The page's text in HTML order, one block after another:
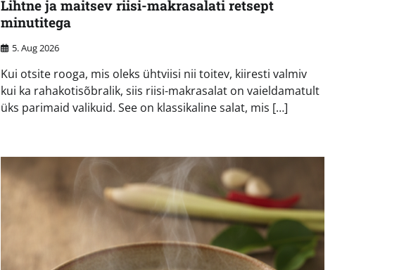
Lihtne ja maitsev riisi-makrasalati retsept
minutitega
5. Aug 2026
Kui otsite rooga, mis oleks ühtviisi nii toitev, kiiresti valmiv
kui ka rahakotisõbralik, siis riisi-makrasalat on vaieldamatult
üks parimaid valikuid. See on klassikaline salat, mis […]